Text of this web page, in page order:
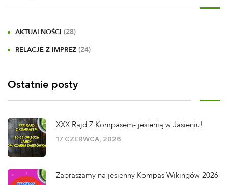
AKTUALNOŚCI (28)
RELACJE Z IMPREZ (24)
Ostatnie posty
XXX Rajd Z Kompasem- jesienią w Jasieniu!
17 CZERWCA, 2026
Zapraszamy na jesienny Kompas Wikingów 2026